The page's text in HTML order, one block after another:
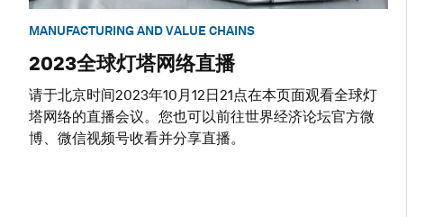
MANUFACTURING AND VALUE CHAINS
2023全球灯塔网络直播
请于北京时间2023年10月12日21点在本页面观看全球灯
塔网络的直播会议。您也可以前往世界经济论坛官方微
博、微信视频号收看并分享直播。